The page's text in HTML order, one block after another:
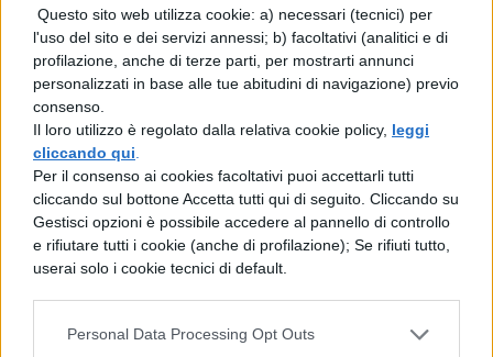
Questo sito web utilizza cookie: a) necessari (tecnici) per
l'uso del sito e dei servizi annessi; b) facoltativi (analitici e di
profilazione, anche di terze parti, per mostrarti annunci
personalizzati in base alle tue abitudini di navigazione) previo
consenso.
Il loro utilizzo è regolato dalla relativa cookie policy, leggi
cliccando qui
Per il consenso ai cookies facoltativi puoi accettarli tutti
cliccando sul bottone Accetta tutti qui di seguito. Cliccando su
Gestisci opzioni è possibile accedere al pannello di controllo
e rifiutare tutti i cookie (anche di profilazione); Se rifiuti tutto,
userai solo i cookie tecnici di default.
Personal Data Processing Opt Outs
poco nobili… Cosa succederà quando tra le
sue grinfie cadrà proprio Elena Michaels?
Aspettatevi tanta suspense, azione, intrighi,
amore, passione e l’ingresso stabile, nella
serie, di tutta una serie di nuove creature
fantastiche.
Serie Women of the Otherworld – Donne
dell’altro mondo
1. Bitten, 2001 (Bitten. La notte dei lupi, 2010,